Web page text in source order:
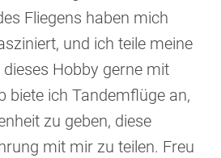
Fliegens haben mich
und ich teile meine
Hobby gerne mit
biete ich Tandemflüge an,
zu geben, diese
mit mir zu teilen. Freu